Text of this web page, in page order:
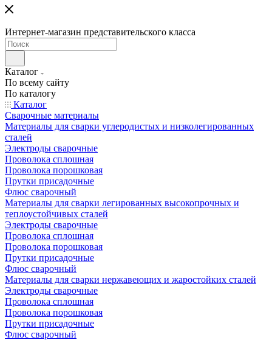
Интернет-магазин представительского класса
Каталог
По всему сайту
По каталогу
Каталог
Сварочные материалы
Материалы для сварки углеродистых и низколегированных
сталей
Электроды сварочные
Проволока сплошная
Проволока порошковая
Прутки присадочные
Флюс сварочный
Материалы для сварки легированных высокопрочных и
теплоустойчивых сталей
Электроды сварочные
Проволока сплошная
Проволока порошковая
Прутки присадочные
Флюс сварочный
Материалы для сварки нержавеющих и жаростойких сталей
Электроды сварочные
Проволока сплошная
Проволока порошковая
Прутки присадочные
Флюс сварочный